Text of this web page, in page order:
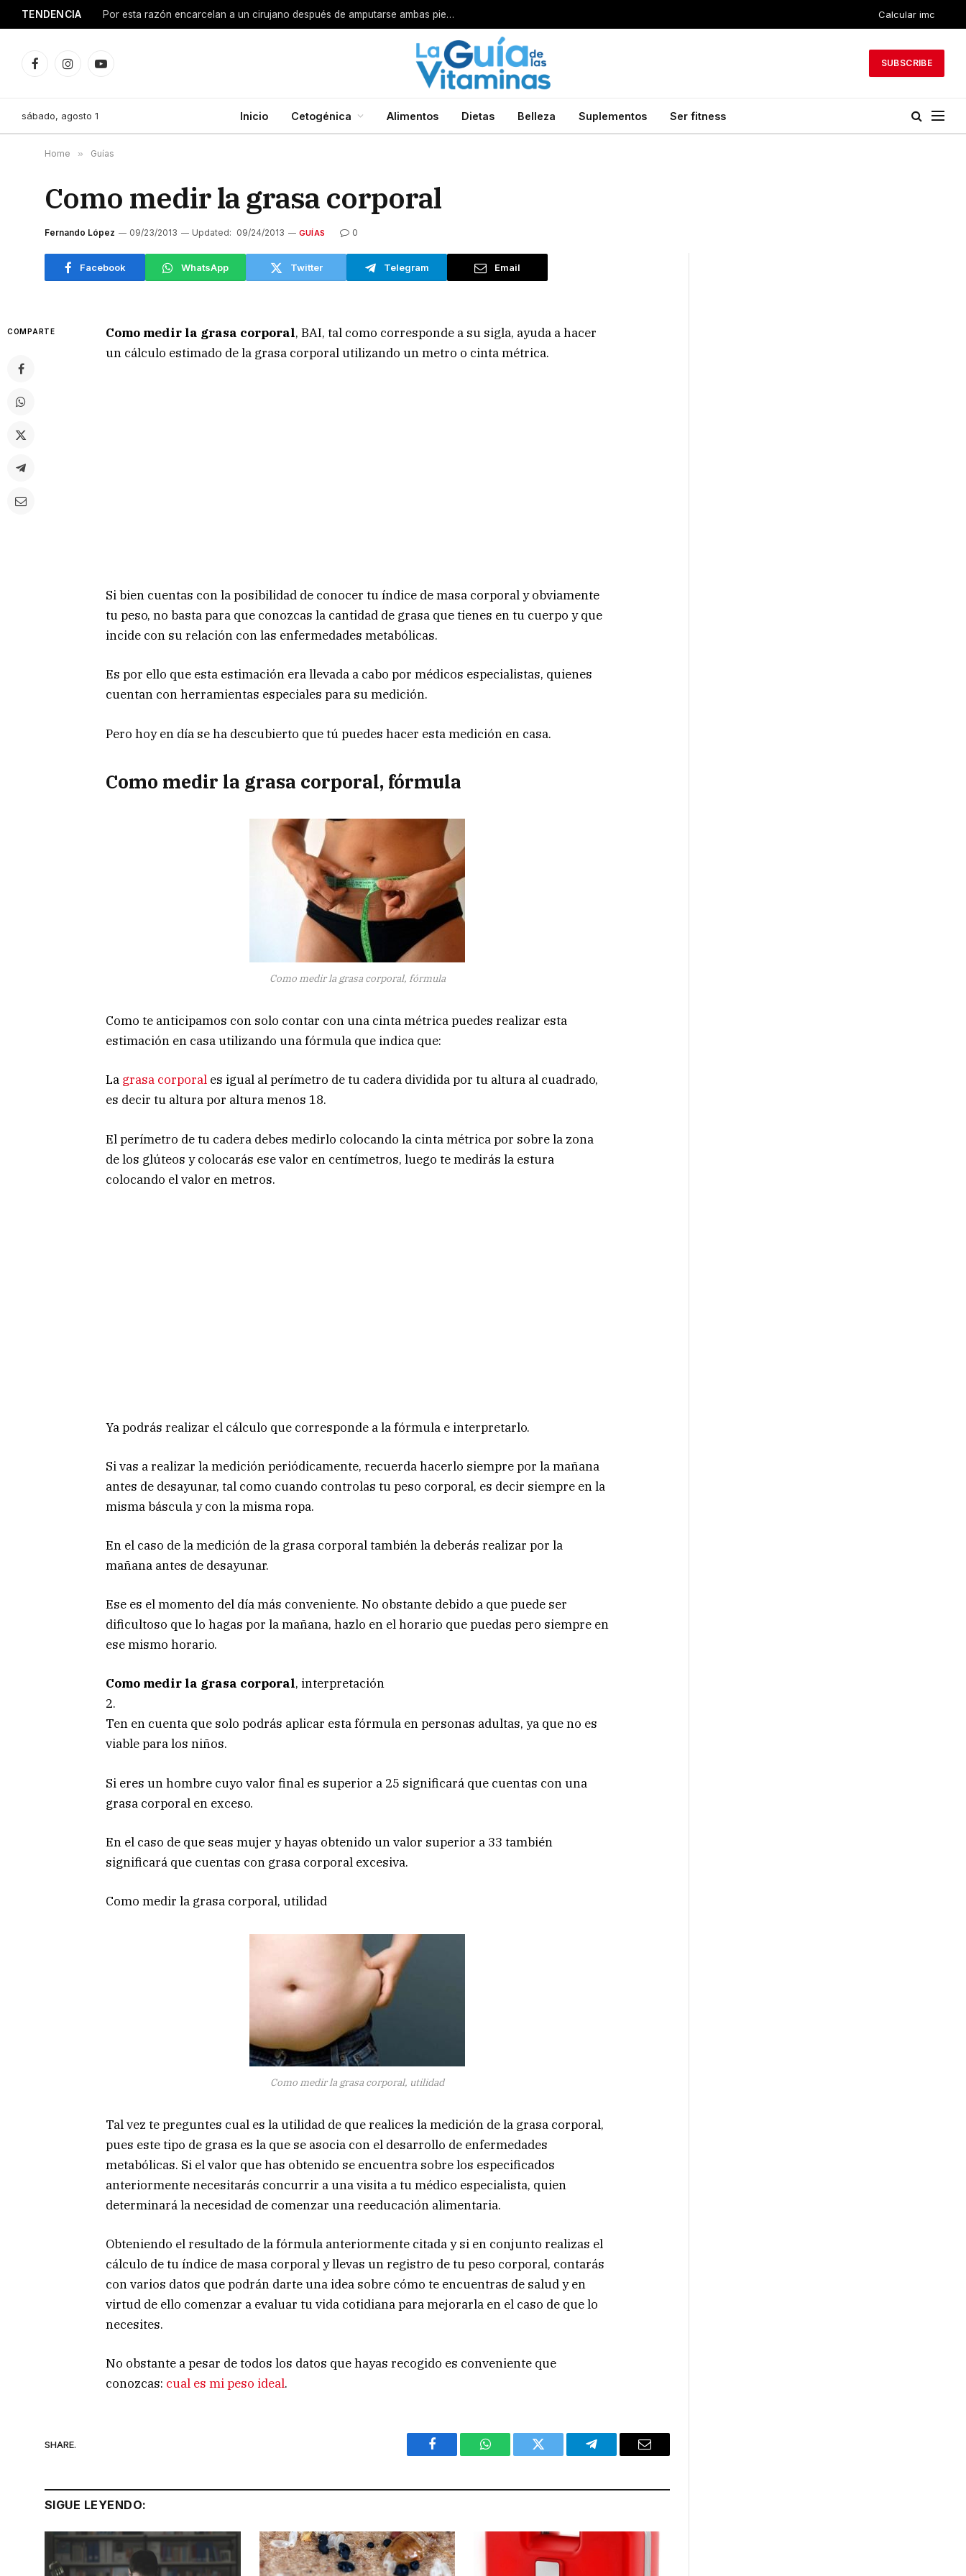
TENDENCIA Por esta razón encarcelan a un cirujano después de amputarse ambas piernas Calcular imc
FacebookInstagramYouTube
SUBSCRIBE
sábado, agosto 1 Inicio Cetogénica Alimentos Dietas Belleza Suplementos Ser fitness
Home » Guías
Como medir la grasa corporal
Fernando López 09/23/2013 Updated: 09/24/2013 GUÍAS 0
Facebook WhatsApp Twitter Telegram Email
COMPARTE Como medir la grasa corporal, BAI, tal como corresponde a su sigla, ayuda a hacer
un cálculo estimado de la grasa corporal utilizando un metro o cinta métrica.
Si bien cuentas con la posibilidad de conocer tu índice de masa corporal y obviamente
tu peso, no basta para que conozcas la cantidad de grasa que tienes en tu cuerpo y que
incide con su relación con las enfermedades metabólicas.
Es por ello que esta estimación era llevada a cabo por médicos especialistas, quienes
cuentan con herramientas especiales para su medición.
Pero hoy en día se ha descubierto que tú puedes hacer esta medición en casa.
Como medir la grasa corporal, fórmula
Como medir la grasa corporal, fórmula
Como te anticipamos con solo contar con una cinta métrica puedes realizar esta
estimación en casa utilizando una fórmula que indica que:
La grasa corporal es igual al perímetro de tu cadera dividida por tu altura al cuadrado,
es decir tu altura por altura menos 18.
El perímetro de tu cadera debes medirlo colocando la cinta métrica por sobre la zona
de los glúteos y colocarás ese valor en centímetros, luego te medirás la estura
colocando el valor en metros.
Ya podrás realizar el cálculo que corresponde a la fórmula e interpretarlo.
Si vas a realizar la medición periódicamente, recuerda hacerlo siempre por la mañana
antes de desayunar, tal como cuando controlas tu peso corporal, es decir siempre en la
misma báscula y con la misma ropa.
En el caso de la medición de la grasa corporal también la deberás realizar por la
mañana antes de desayunar.
Ese es el momento del día más conveniente. No obstante debido a que puede ser
dificultoso que lo hagas por la mañana, hazlo en el horario que puedas pero siempre en
ese mismo horario.
Como medir la grasa corporal, interpretación
2.
Ten en cuenta que solo podrás aplicar esta fórmula en personas adultas, ya que no es
viable para los niños.
Si eres un hombre cuyo valor final es superior a 25 significará que cuentas con una
grasa corporal en exceso.
En el caso de que seas mujer y hayas obtenido un valor superior a 33 también
significará que cuentas con grasa corporal excesiva.
Como medir la grasa corporal, utilidad
Como medir la grasa corporal, utilidad
Tal vez te preguntes cual es la utilidad de que realices la medición de la grasa corporal,
pues este tipo de grasa es la que se asocia con el desarrollo de enfermedades
metabólicas. Si el valor que has obtenido se encuentra sobre los especificados
anteriormente necesitarás concurrir a una visita a tu médico especialista, quien
determinará la necesidad de comenzar una reeducación alimentaria.
Obteniendo el resultado de la fórmula anteriormente citada y si en conjunto realizas el
cálculo de tu índice de masa corporal y llevas un registro de tu peso corporal, contarás
con varios datos que podrán darte una idea sobre cómo te encuentras de salud y en
virtud de ello comenzar a evaluar tu vida cotidiana para mejorarla en el caso de que lo
necesites.
No obstante a pesar de todos los datos que hayas recogido es conveniente que
conozcas: cual es mi peso ideal.
SHARE.
Facebook WhatsAppTwitter Telegram Email
SIGUE LEYENDO: